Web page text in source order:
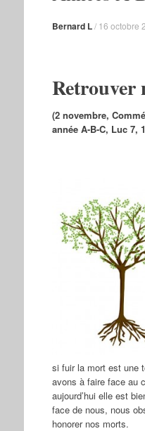
Bernard L/ 16 octobre
Retrouver
(2 novembre,
année A-B-C, Luc 7,
si fuir la mort est une
avons à faire face au
aujourd’hui elle est
face de nous, nous
honorer nos morts.